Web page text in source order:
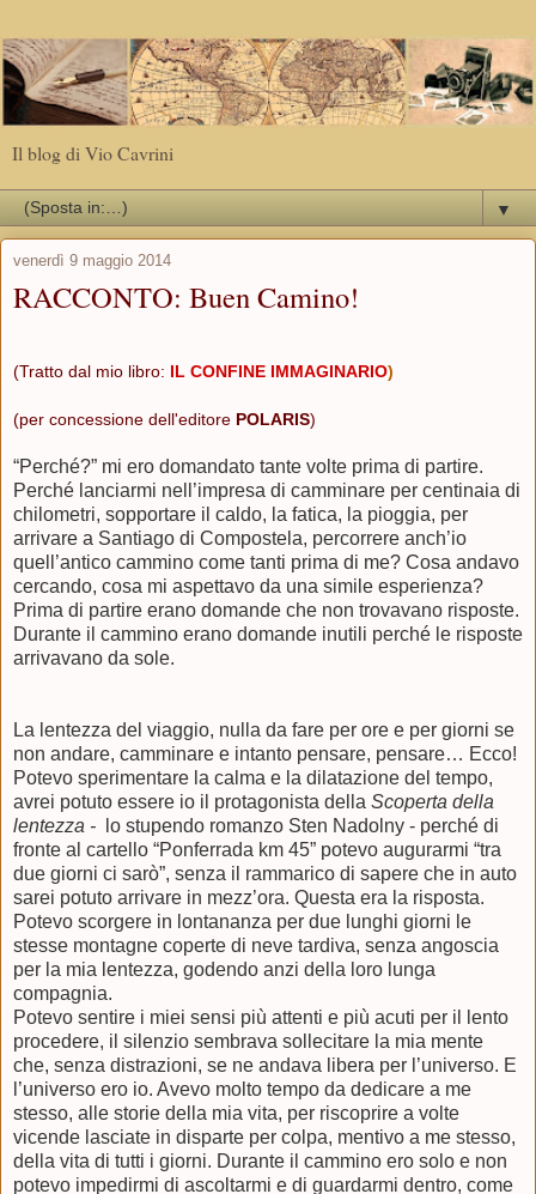
Il blog di Vio Cavrini
▼
venerdì 9 maggio 2014
RACCONTO: Buen Camino!
(Tratto dal mio libro: IL CONFINE IMMAGINARIO)
(per concessione dell'editore POLARIS)
“Perché?” mi ero domandato tante volte prima di partire.
Perché lanciarmi nell’impresa di camminare per centinaia di
chilometri, sopportare il caldo, la fatica, la pioggia, per
arrivare a Santiago di Compostela, percorrere anch’io
quell’antico cammino come tanti prima di me? Cosa andavo
cercando, cosa mi aspettavo da una simile esperienza?
Prima di partire erano domande che non trovavano risposte.
Durante il cammino erano domande inutili perché le risposte
arrivavano da sole.
La lentezza del viaggio, nulla da fare per ore e per giorni se
non andare, camminare e intanto pensare, pensare… Ecco!
Potevo sperimentare la calma e la dilatazione del tempo,
avrei potuto essere io il protagonista della Scoperta della
lentezza -
lo stupendo romanzo Sten Nadolny - perché di
fronte al cartello “Ponferrada km 45” potevo augurarmi “tra
due giorni ci sarò”, senza il rammarico di sapere che in auto
sarei potuto arrivare in mezz’ora. Questa era la risposta.
Potevo scorgere in lontananza per due lunghi giorni le
stesse montagne coperte di neve tardiva, senza angoscia
per la mia lentezza, godendo anzi della loro lunga
compagnia.
Potevo sentire i miei sensi più attenti e più acuti per il lento
procedere, il silenzio sembrava sollecitare la mia mente
che, senza distrazioni, se ne andava libera per l’universo. E
l’universo ero io. Avevo molto tempo da dedicare a me
stesso, alle storie della mia vita, per riscoprire a volte
vicende lasciate in disparte per colpa, mentivo a me stesso,
della vita di tutti i giorni. Durante il cammino ero solo e non
potevo impedirmi di ascoltarmi e di guardarmi dentro, come